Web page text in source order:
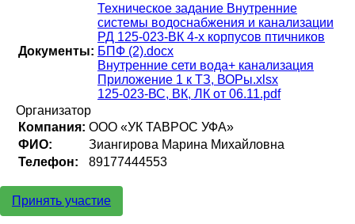
Документы:
Техническое задание Внутренние
системы водоснабжения и канализации
РД 125-023-ВК 4-х корпусов птичников
БПФ (2).docx
Внутренние сети вода+ канализация
Приложение 1 к ТЗ, ВОРы.xlsx
125-023-ВС, ВК, ЛК от 06.11.pdf
Организатор
Компания: ООО «УК ТАВРОС УФА»
ФИО:
Зиангирова Марина Михайловна
Телефон:
89177444553
Принять участие